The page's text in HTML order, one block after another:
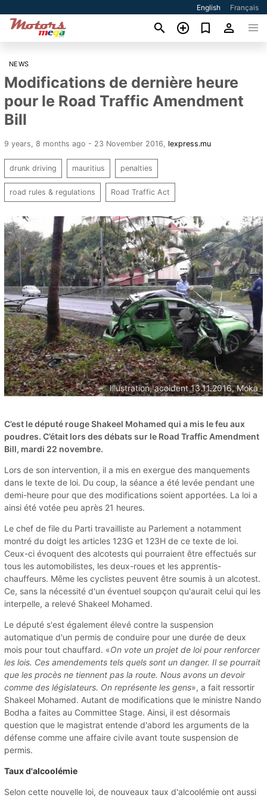
English Français
NEWS
Modifications de dernière heure
pour le Road Traffic Amendment
Bill
9 years, 8 months ago - 23 November 2016 lexpress.mu
drunk driving mauritius penalties
road rules & regulations Road Traffic Act
Illustration, accident 13.11.2016, Moka
C’est le député rouge Shakeel Mohamed qui a mis le feu aux
poudres. C’était lors des débats sur le Road Traffic Amendment
Bill, mardi 22 novembre.
Lors de son intervention, il a mis en exergue des manquements
dans le texte de loi. Du coup, la séance a été levée pendant une
demi-heure pour que des modifications soient apportées. La loi a
ainsi été votée peu après 21 heures.
Le chef de file du Parti travailliste au Parlement a notamment
montré du doigt les articles 123G et 123H de ce texte de loi.
Ceux-ci évoquent des alcotests qui pourraient être effectués sur
tous les automobilistes, les deux-roues et les apprentis-
chauffeurs. Même les cyclistes peuvent être soumis à un alcotest.
Ce, sans la nécessité d'un éventuel soupçon qu'aurait celui qui les
interpelle, a relevé Shakeel Mohamed.
Le député s'est également élevé contre la suspension
automatique d'un permis de conduire pour une durée de deux
mois pour tout chauffard. «On vote un projet de loi pour renforcer
les lois. Ces amendements tels quels sont un danger. Il se pourrait
que les procès ne tiennent pas la route. Nous avons un devoir
comme des législateurs. On représente les gens», a fait ressortir
Shakeel Mohamed. Autant de modifications que le ministre Nando
Bodha a faites au Committee Stage. Ainsi, il est désormais
question que le magistrat entende d'abord les arguments de la
défense comme une affaire civile avant toute suspension de
permis.
Taux d'alcoolémie
Selon cette nouvelle loi, de nouveaux taux d'alcoolémie ont aussi